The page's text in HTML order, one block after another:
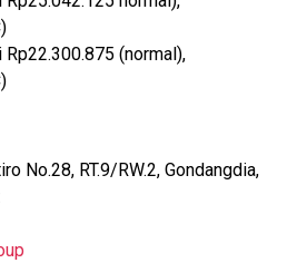
(normal),
No.28, RT.9/RW.2, Gondangdia,